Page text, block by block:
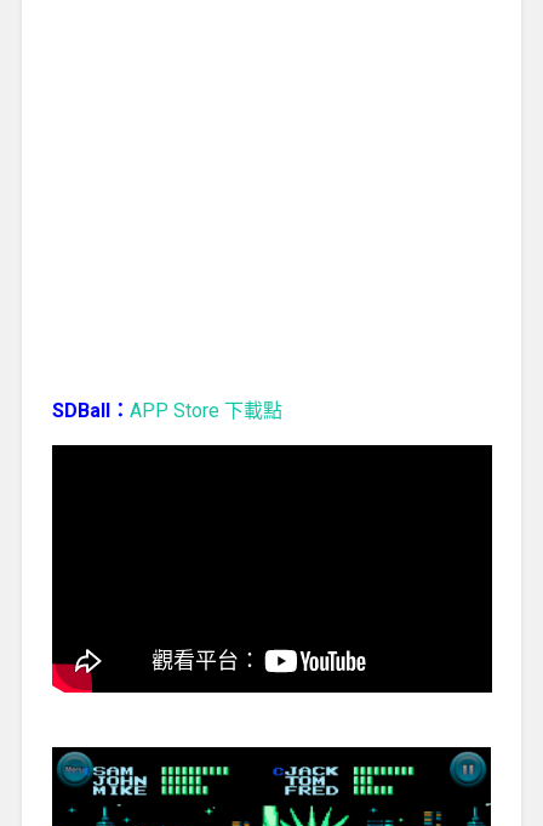
SDBall： APP Store 下載點